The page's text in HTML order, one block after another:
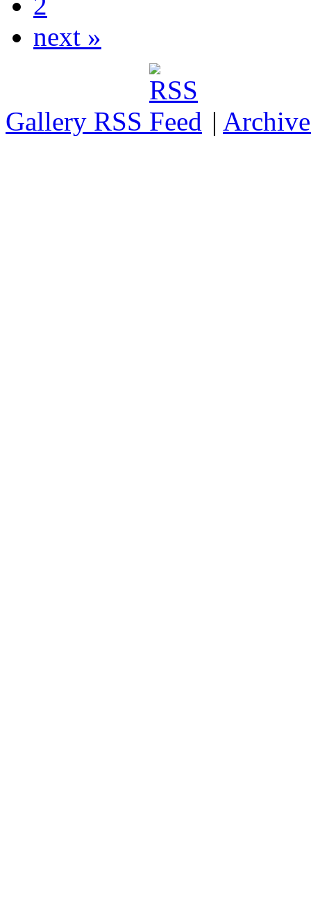
next »
Gallery RSS |